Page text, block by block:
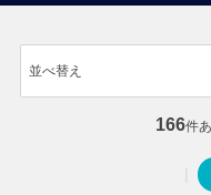
並べ替え
166件